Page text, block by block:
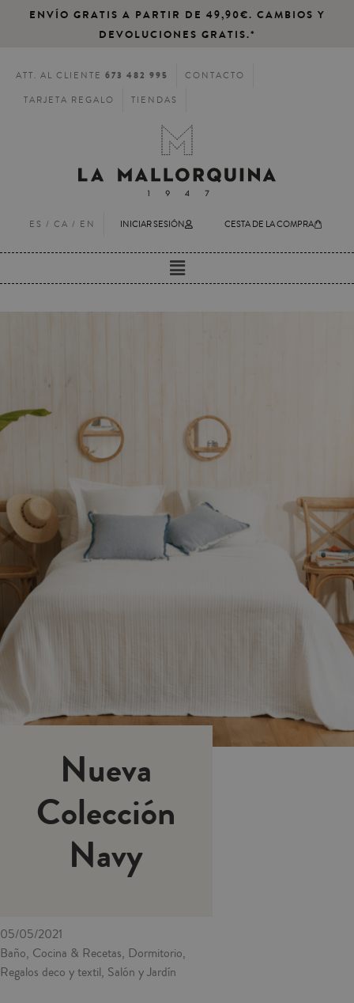
ENVÍO GRATIS A PARTIR DE 49,90€. CAMBIOS Y
DEVOLUCIONES GRATIS.*
ATT. AL CLIENTE 673 482 995 CONTACTO
TARJETA REGALO TIENDAS
ES / CA / EN INICIAR SESIÓN CESTA DE LA COMPRA
Nueva
Colección
Navy
05/05/2021
Baño, Cocina & Recetas, Dormitorio,
Regalos deco y textil, Salón y Jardín